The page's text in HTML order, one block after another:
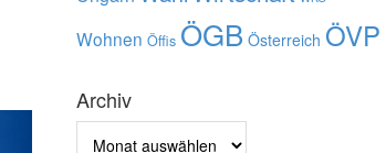
Wohnen Öffis ÖGB Österreich ÖVP
Archiv